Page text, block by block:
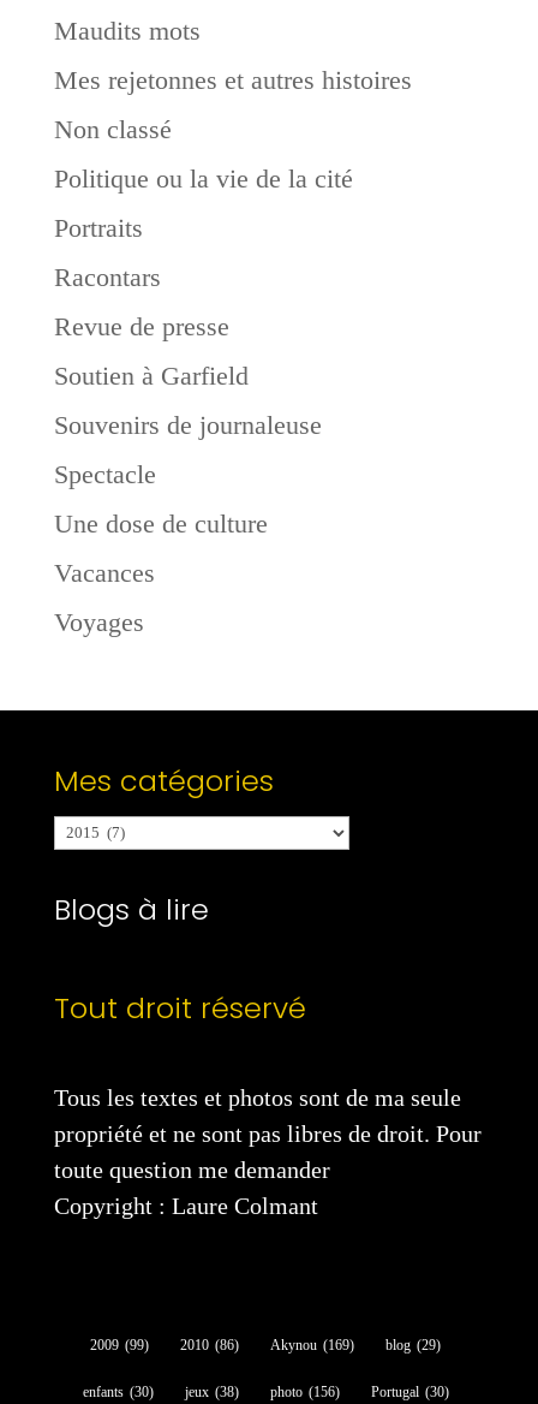
Maudits mots
Mes rejetonnes et autres histoires
Non classé
Politique ou la vie de la cité
Portraits
Racontars
Revue de presse
Soutien à Garfield
Souvenirs de journaleuse
Spectacle
Une dose de culture
Vacances
Voyages
Mes catégories
Mes
catégories
Blogs à lire
Tout droit réservé
Tous les textes et photos sont de ma seule
propriété et ne sont pas libres de droit. Pour
toute question me demander
Copyright : Laure Colmant
2009 (99) 2010 (86) Akynou (169) blog (29)
enfants (30) jeux (38) photo (156) Portugal (30)